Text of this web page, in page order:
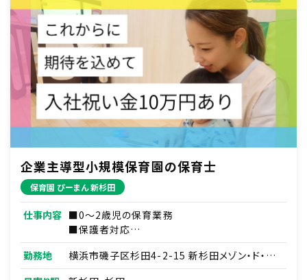
企業主導型小規模保育園の保育士
保育園 ぴーまん 新杉田
仕事内容 ■0～2歳児の保育業務
■保護者対応
■連絡帳・記録業務
※ICTシステムを使用
■各種研修参加
勤務地
横浜市磯子区杉田4-2-15 新杉田メゾン・ド・ヴ
ァロン１F